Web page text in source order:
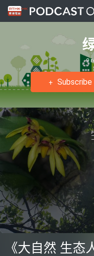
9
Subscribe
seconds
《大自然 生态